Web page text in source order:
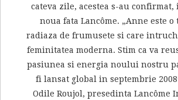
cateva zile, acestea s-au confirmat,
noua fata Lancôme. „Anne este o
radiaza de frumusete si care
feminitatea moderna. Stim ca va
pasiunea si energia noului nostru
fi lansat global in septembrie
Odile Roujol, presedinta Lancôme